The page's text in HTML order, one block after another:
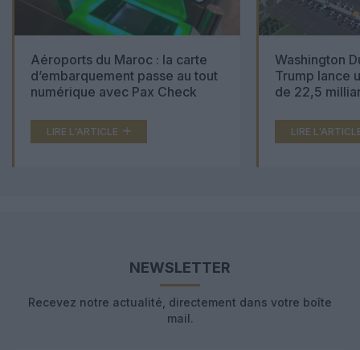
Aéroports du Maroc : la carte
d’embarquement passe au tout
numérique avec Pax Check
LIRE L'ARTICLE
Washington
Trump lance
de 22,5
LIRE
NEWSLETTER
Recevez notre actualité, directement dans votre boîte
mail.